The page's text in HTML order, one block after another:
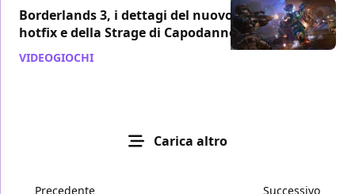
Borderlands 3, i dettagi del nuovo
hotfix e della Strage di Capodanno
VIDEOGIOCHI
Carica altro
Precedente Successivo